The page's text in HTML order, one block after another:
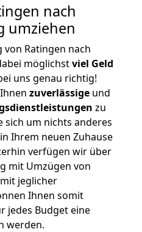
nach
umziehen
von Ratingen nach
möglichstviel Geld
uns genau richtig!
zuverlässige und
zu
sich um nichts anderes
Ihrem neuen Zuhause
verfügen wir über
mit Umzügen von
jeglicher
Ihnen somit
jedes Budget eine
werden.